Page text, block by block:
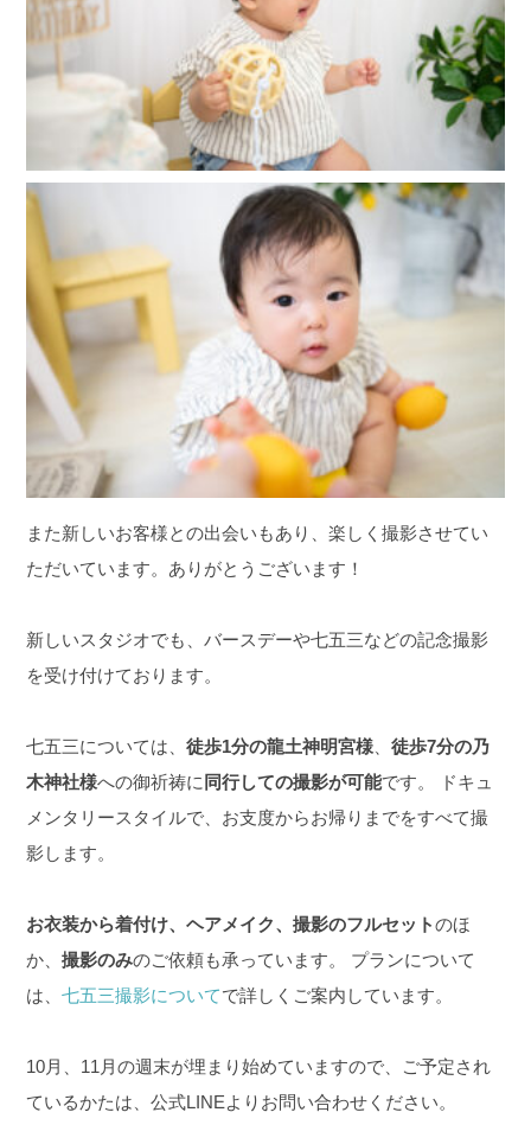
また新しいお客様との出会いもあり、楽しく撮影させてい
ただいています。ありがとうございます！
新しいスタジオでも、バースデーや七五三などの記念撮影
を受け付けております。
七五三については、徒歩1分の龍土神明宮様 、徒歩7分の乃
木神社様への御祈祷に 同行しての撮影が可能です。
ドキュ
メンタリースタイルで、お支度からお帰りまでをすべて撮
影します。
お衣装から着付け、ヘアメイク、撮影のフルセットのほ
か、撮影のみのご依頼も承っています。
プランについて
は、七五三撮影についてで詳しくご案内しています。
10月、11月の週末が埋まり始めていますので、ご予定され
ているかたは、公式LINEよりお問い合わせください。